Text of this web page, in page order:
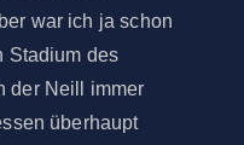
war ich ja schon
Stadium des
der Neill immer
überhaupt